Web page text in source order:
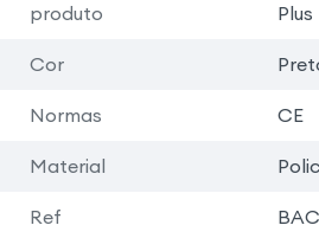
produto
Plus
Cor
Normas CE
Material
Ref